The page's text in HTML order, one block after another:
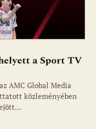
a Sport TV
AMC Global Media
közleményében